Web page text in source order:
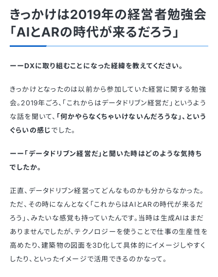
きっかけは2019年の経営者勉強会
「AIとARの時代が来るだろう」
ーーDXに取り組むことになった経緯を教えてください。
きっかけとなったのは以前から参加していた経営に関する勉強
会。2019年ごろ、「これからはデータドリブン経営だ」というよう
な話を聞いて、 「何かやらなくちゃいけないんだろうな」、という
ぐらいの感じでした。
ーー「データドリブン経営だ」と聞いた時はどのような気持ち
でしたか。
正直、データドリブン経営ってどんなものかも分からなかった。
ただ、その時になんとなく「これからはAIとARの時代が来るだ
ろう」、みたいな感覚も持っていたんです。当時は生成AIはまだ
ありませんでしたが、テクノロジーを使うことで仕事の生産性を
高めたり、建築物の図面を3D化して具体的にイメージしやすく
したり、といったイメージで活用できるのかなって。